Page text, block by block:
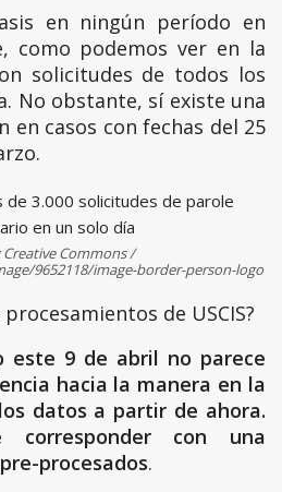
en ningún período en
como podemos ver en la
solicitudes de todos los
No obstante, sí existe una
en casos con fechas del 25
Creative Commons /
9652118/image-border-person-logo
de USCIS?
este 9 de abril no parece
hacia la manera en la
datos a partir de ahora.
corresponder con una
procesados.